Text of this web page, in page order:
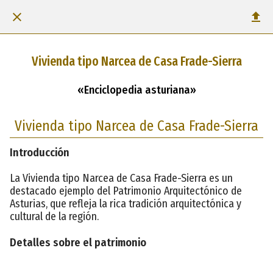
Vivienda tipo Narcea de Casa Frade-Sierra
«Enciclopedia asturiana»
Vivienda tipo Narcea de Casa Frade-Sierra
Introducción
La Vivienda tipo Narcea de Casa Frade-Sierra es un
destacado ejemplo del Patrimonio Arquitectónico de
Asturias, que refleja la rica tradición arquitectónica y
cultural de la región.
Detalles sobre el patrimonio